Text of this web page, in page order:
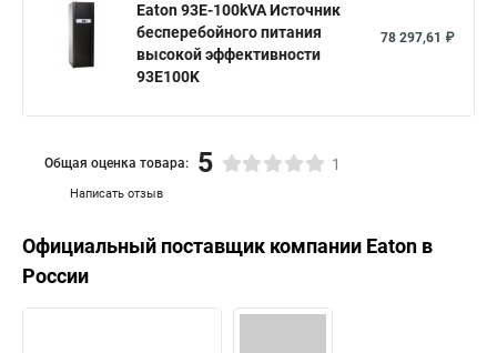
Eaton 93E-100kVA Источник
бесперебойного питания
высокой эффективности
93E100K
78 297,61 ₽
Написать отзыв
Общая оценка товара: 5 1
Официальный поставщик компании Eaton в
России